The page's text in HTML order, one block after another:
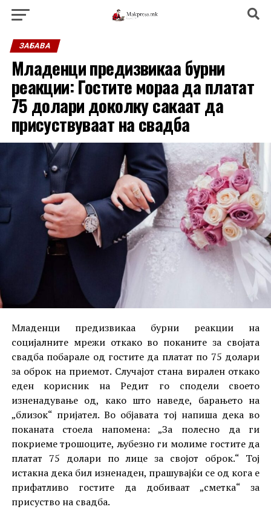
ЗАБАВА
Младенци предизвикаа бурни
реакции: Гостите мораа да платат
75 долари доколку сакаат да
присуствуваат на свадба
Младенци предизвикаа бурни реакции на
социјалните мрежи откако во поканите за својата
свадба побарале од гостите да платат по 75 долари
за оброк на приемот. Случајот стана вирален откако
еден корисник на Редит го сподели своето
изненадување од, како што наведе, барањето на
„близок“ пријател. Во објавата тој напиша дека во
поканата стоела напомена: „За полесно да ги
покриеме трошоците, љубезно ги молиме гостите да
платат 75 долари по лице за својот оброк.“ Тој
истакна дека бил изненаден, прашувајќи се од кога е
прифатливо гостите да добиваат „сметка“ за
присуство на свадба.